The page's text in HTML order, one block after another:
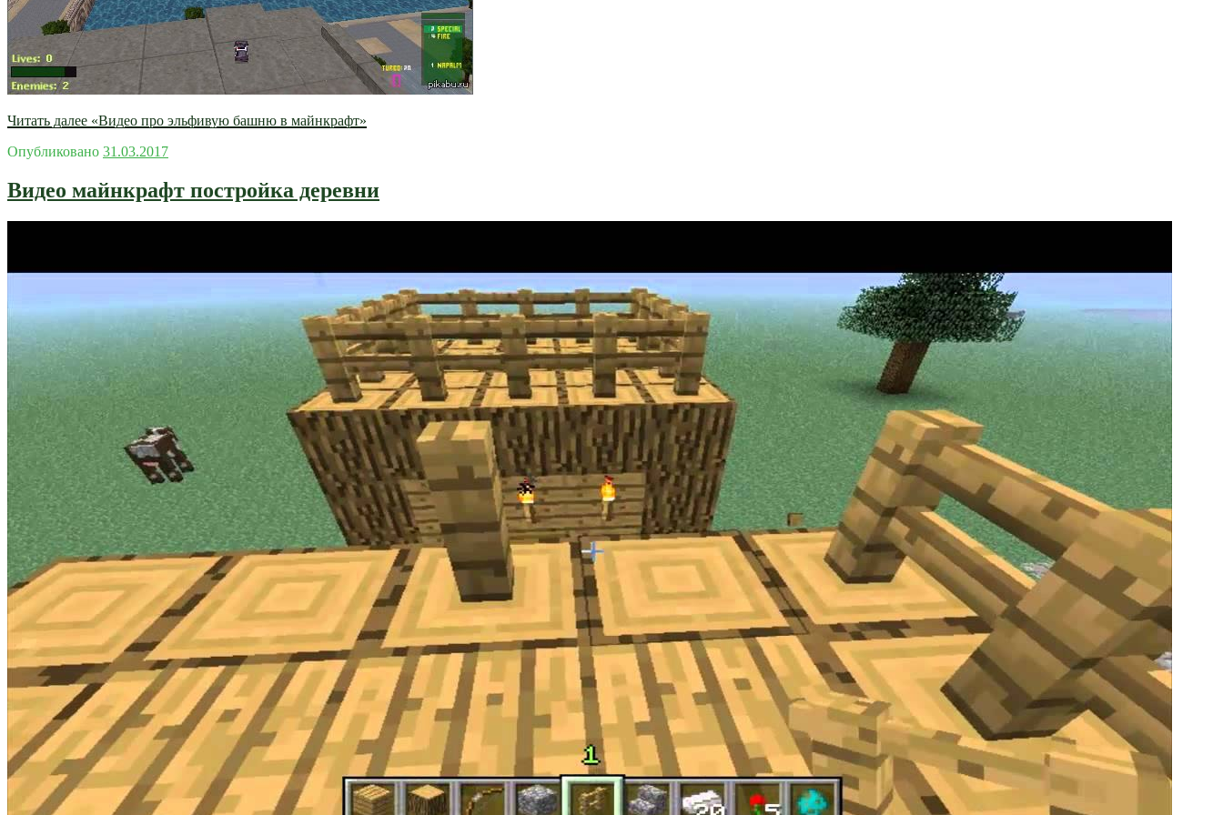
Читать далее «Видео про эльфивую башню в майнкрафт»
Опубликовано 31.03.2017
Видео майнкрафт постройка деревни